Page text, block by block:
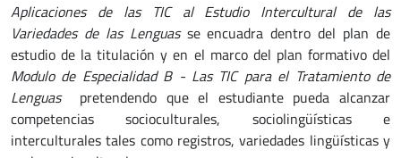
Aplicaciones de las TIC al Estudio Intercultural de las
Variedades de las Lenguasse encuadra dentro del plan de
estudio de la titulación y en el marco del plan formativo del
Modulo de Especialidad B - Las TIC para el Tratamiento de
Lenguas pretendendo que el estudiante pueda alcanzar
competencias socioculturales, sociolingüísticas e
interculturales tales como registros, variedades lingüísticas y